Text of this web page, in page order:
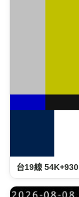
台19線 54K+930